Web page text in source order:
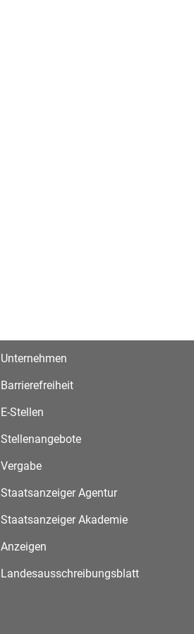
Unternehmen
Barrierefreiheit
E-Stellen
Stellenangebote
Vergabe
Staatsanzeiger Agentur
Staatsanzeiger Akademie
Anzeigen
Landesausschreibungsblatt